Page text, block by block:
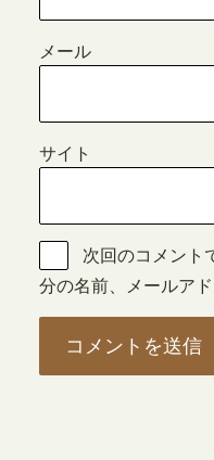
メール
サイト
次回のコメント
分の名前、メールア